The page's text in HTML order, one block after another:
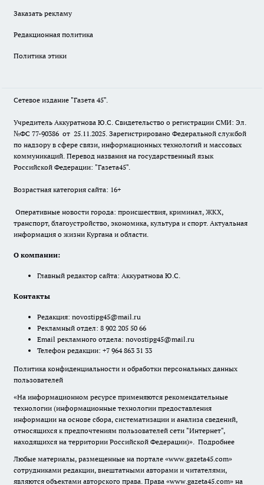
Заказать рекламу
Редакционная политика
Политика этики
Сетевое издание "Газета 45".
Учредитель Аккуратнова Ю.С. Свидетельство о регистрации СМИ: Эл.
№ФС 77-90386 от 25.11.2025. Зарегистрировано Федеральной службой
по надзору в сфере связи, информационных технологий и массовых
коммуникаций. Перевод названия на государственный язык
Российской Федерации: "Газета45".
Возрастная категория сайта: 16+
Оперативные новости города: происшествия, криминал, ЖКХ,
транспорт, благоустройство, экономика, культура и спорт. Актуальная
информация о жизни Кургана и области.
О компании:
Главный редактор сайта: Аккуратнова Ю.С.
Контакты
Редакция: novostipg45@mail.ru
Рекламный отдел: 8 902 205 50 66
Email рекламного отдела: novostipg45@mail.ru
Телефон редакции: +7 964 863 31 33
Политика конфиденциальности и обработки персональных данных
пользователей
«На информационном ресурсе применяются рекомендательные
технологии (информационные технологии предоставления
информации на основе сбора, систематизации и анализа сведений,
относящихся к предпочтениям пользователей сети "Интернет",
находящихся на территории Российской Федерации)». Подробнее
Любые материалы, размещенные на портале «www.gazeta45.com»
сотрудниками редакции, внештатными авторами и читателями,
являются объектами авторского права. Права «www.gazeta45.com» на